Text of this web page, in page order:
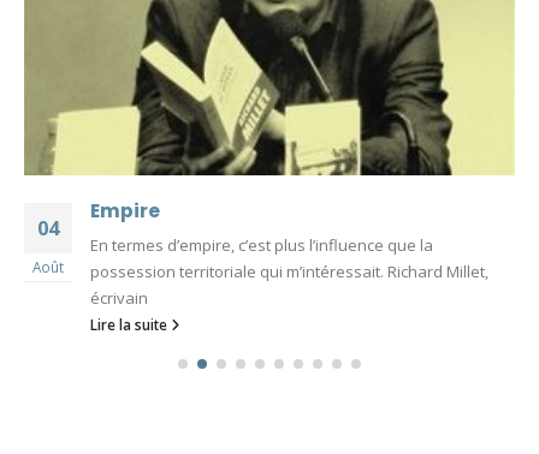
04
Août
Empire
En termes d’empire, c’est plus l’influence que la
possession territoriale qui m’intéressait. Richard Millet,
écrivain
Lire la suite